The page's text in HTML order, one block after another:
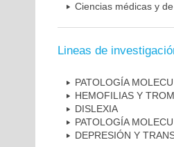
Ciencias médicas y
Lineas de
PATOLOGÍA
HEMOFILIAS Y
DISLEXIA
PATOLOGÍA
DEPRESIÓN Y